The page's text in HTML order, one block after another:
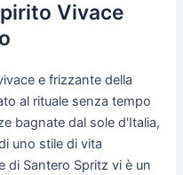
Vivace
e frizzante della
al rituale senza tempo
bagnate dal sole d'Italia,
uno stile di vita
di Santero Spritz vi è un